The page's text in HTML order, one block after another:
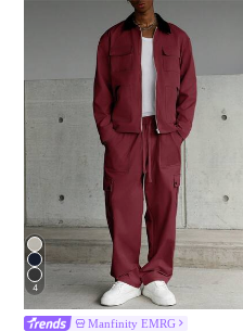
4
Manfinity EMRG